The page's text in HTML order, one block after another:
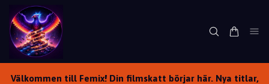
Välkommen till Femix! Din filmskatt börjar här. Nya titlar,